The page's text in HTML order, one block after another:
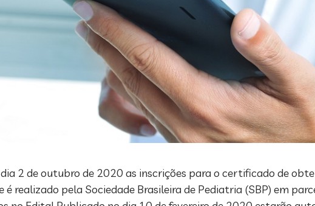
2 de outubro de 2020 as inscrições para o certificado de
é realizado pela Sociedade Brasileira de Pediatria (SBP) em